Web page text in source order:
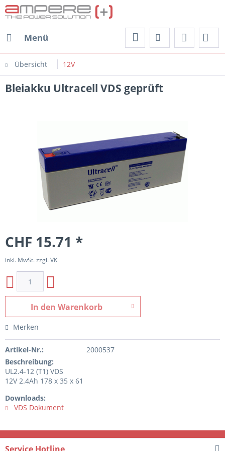
Menü
Übersicht 12V
Bleiakku Ultracell VDS geprüft
CHF 15.71 *
inkl. MwSt. zzgl. VK
In den Warenkorb
Merken
Artikel-Nr.:
2000537
Beschreibung:
UL2.4-12 (T1) VDS
12V 2.4Ah 178 x 35 x 61
Downloads:
VDS Dokument
Service Hotline